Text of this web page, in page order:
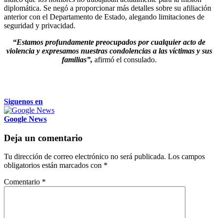
diplomática. Se negó a proporcionar más detalles sobre su afiliación
anterior con el Departamento de Estado, alegando limitaciones de
seguridad y privacidad.
“Estamos profundamente preocupados por cualquier acto de
violencia y expresamos nuestras condolencias a las víctimas y sus
familias”, afirmó el consulado.
Siguenos en
Google News
Deja un comentario
Tu dirección de correo electrónico no será publicada. Los campos
obligatorios están marcados con *
Comentario *